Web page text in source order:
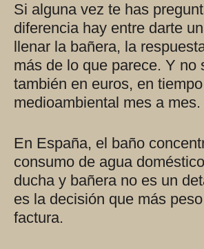
Si alguna vez te has
diferencia hay entre darte
llenar la bañera, la
más de lo que parece. Y no
también en euros, en
medioambiental mes a mes.
En España, el baño
consumo de agua
ducha y bañera no es un
es la decisión que más
factura.